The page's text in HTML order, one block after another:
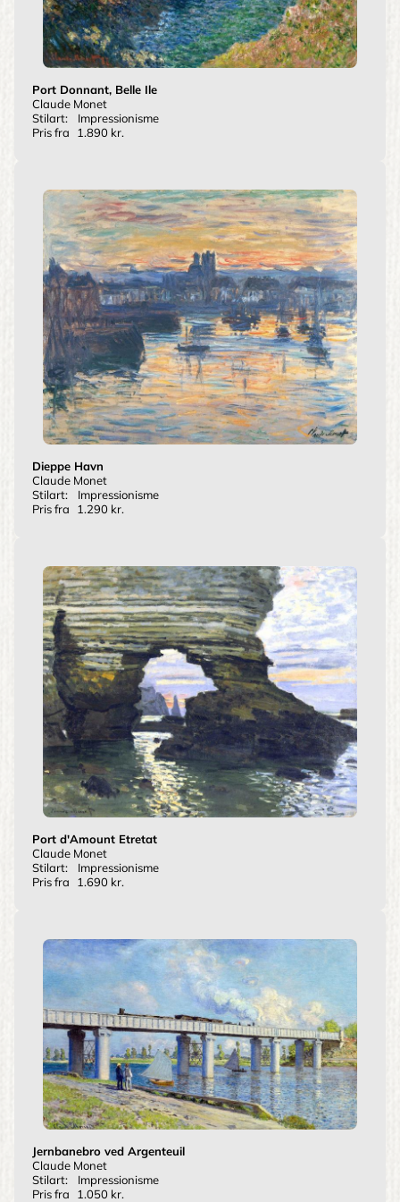
Port Donnant, Belle Ile
Claude Monet
Stilart:
Impressionisme
Pris fra
1.890 kr.
Dieppe Havn
Claude Monet
Stilart:
Impressionisme
Pris fra
1.290 kr.
Port d'Amount Etretat
Claude Monet
Stilart:
Impressionisme
Pris fra
1.690 kr.
Jernbanebro ved Argenteuil
Claude Monet
Stilart:
Impressionisme
Pris fra
1.050 kr.